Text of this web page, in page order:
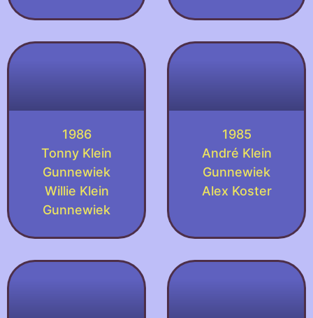
1986
Tonny Klein
Gunnewiek
Willie Klein
Gunnewiek
1985
André Klein
Gunnewiek
Alex Koster